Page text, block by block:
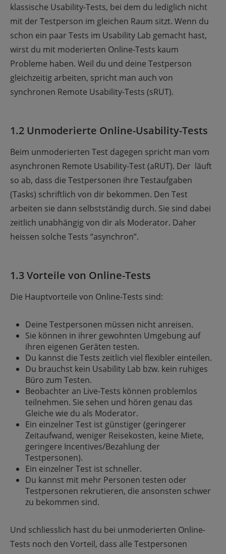
klassische Usability-Tests, bei dem du lediglich nicht
mit der Testperson im gleichen Raum sitzt. Wenn du
schon ein paar Tests im Usability Lab gemacht hast,
wirst du mit moderierten Online-Tests kaum
Probleme haben. Weil du und deine Testperson
gleichzeitig arbeiten, spricht man auch von
synchronen Remote Usability-Tests (sRUT).
1.2 Unmoderierte Online-Usability-Tests
Beim unmoderierten Test dagegen spricht man vom
asynchronen Remote Usability-Test (aRUT). Der läuft
so ab, dass die Testpersonen ihre Testaufgaben
(Tasks) schriftlich von dir bekommen. Den Test
arbeiten sie dann selbstständig durch. Sie sind dabei
zeitlich unabhängig von dir als Moderator. Daher
heissen solche Tests “asynchron”.
1.3 Vorteile von Online-Tests
Die Hauptvorteile von Online-Tests sind:
Deine Testpersonen müssen nicht anreisen.
Sie können in ihrer gewohnten Umgebung auf
ihren eigenen Geräten testen.
Du kannst die Tests zeitlich viel flexibler einteilen.
Du brauchst kein Usability Lab bzw. kein ruhiges
Büro zum Testen.
Beobachter an Live-Tests können problemlos
teilnehmen. Sie sehen und hören genau das
Gleiche wie du als Moderator.
Ein einzelner Test ist günstiger (geringerer
Zeitaufwand, weniger Reisekosten, keine Miete,
geringere Incentives/Bezahlung der
Testpersonen).
Ein einzelner Test ist schneller.
Du kannst mit mehr Personen testen oder
Testpersonen rekrutieren, die ansonsten schwer
zu bekommen sind.
Und schliesslich hast du bei unmoderierten Online-
Tests noch den Vorteil, dass alle Testpersonen